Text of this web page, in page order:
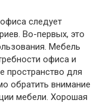
следует
Во-первых, это
Мебель
офиса и
пространство для
обратить внимание
мебели. Хорошая